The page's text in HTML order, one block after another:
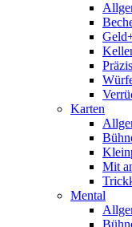
Karten
Mit
Mental